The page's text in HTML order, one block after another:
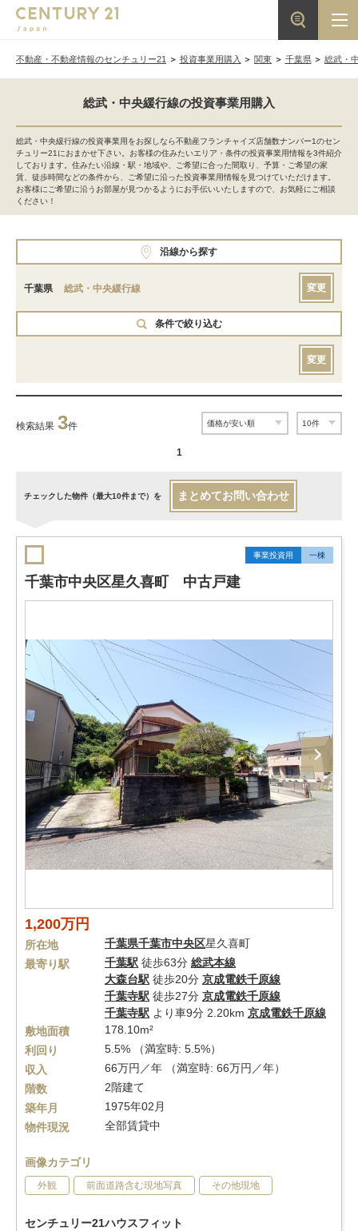
不動産・不動産情報のセンチュリー21 投資事業用購入 関東 千葉県 総武・
総武・中央緩行線の投資事業用購入
総武・中央緩行線の投資事業用をお探しなら不動産フランチャイズ店舗数ナンバー1のセン
チュリー21におまかせ下さい。お客様の住みたいエリア・条件の投資事業用情報を3件紹介
しております。住みたい沿線・駅・地域や、ご希望に合った間取り、予算・ご希望の家
賃、徒歩時間などの条件から、ご希望に沿った投資事業用情報を見つけていただけます。
お客様にご希望に沿うお部屋が見つかるようにお手伝いいたしますので、お気軽にご相談
ください！
沿線から探す
千葉県 総武・中央緩行線 変更
条件で絞り込む
変更
検索結果 3件
1
チェックした物件（最大10件まで）を まとめてお問い合わせ
事業投資用 一棟
千葉市中央区星久喜町 中古戸建
1,200万円
所在地 千葉県千葉市中央区星久喜町
最寄り駅
千葉駅 徒歩63分 総武本線
大森台駅 徒歩20分 京成電鉄千原線
千葉寺駅 徒歩27分 京成電鉄千原線
千葉寺駅 より車9分 2.20km 京成電鉄千原線
敷地面積
178.10m²
利回り
5.5% （満室時: 5.5%）
収入
66万円／年 （満室時: 66万円／年）
階数
2階建て
築年月
1975年02月
物件現況
全部賃貸中
画像カテゴリ
外観 前面道路含む現地写真 その他現地
センチュリー21ハウスフィット